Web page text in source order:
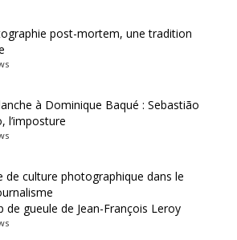
post-mortem, une tradition
à Dominique Baqué : Sebastião
l’imposture
de culture photographique dans le
de gueule de Jean-François Leroy